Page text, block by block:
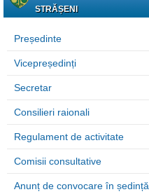
STRĂȘENI
Președinte
Vicepreședinți
Secretar
Consilieri raionali
Regulament de activitate
Comisii consultative
Anunț de convocare în ședință